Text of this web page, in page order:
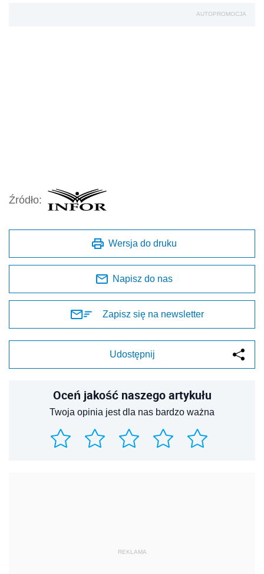
AUTOPROMOCJA
Źródło:
Wersja do druku
Napisz do nas
Zapisz się na newsletter
Udostępnij
Oceń jakość naszego artykułu
Twoja opinia jest dla nas bardzo ważna
REKLAMA